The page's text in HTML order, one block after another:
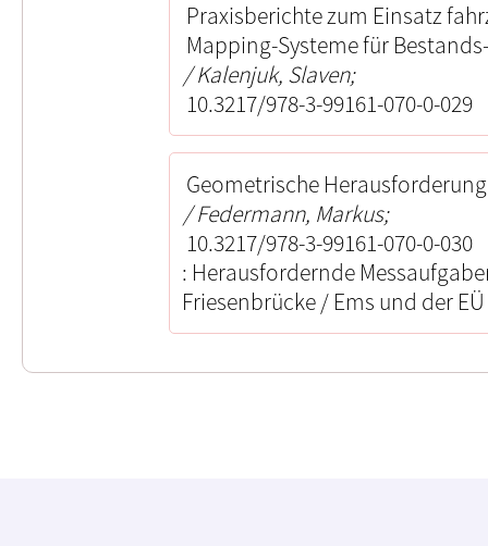
Praxisberichte zum Einsatz
Mapping-Systeme für
Kalenjuk, Slaven;
10.3217/978-3-99161-070-0-029
Geometrische
Federmann, Markus;
10.3217/978-3-99161-070-0-030
Herausfordernde
Friesenbrücke / Ems und der